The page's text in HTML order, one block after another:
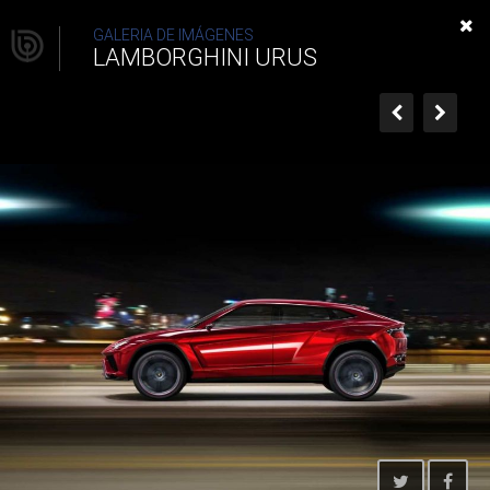
Lamborghini Urus
GALERIA DE IMÁGENES
LAMBORGHINI URUS